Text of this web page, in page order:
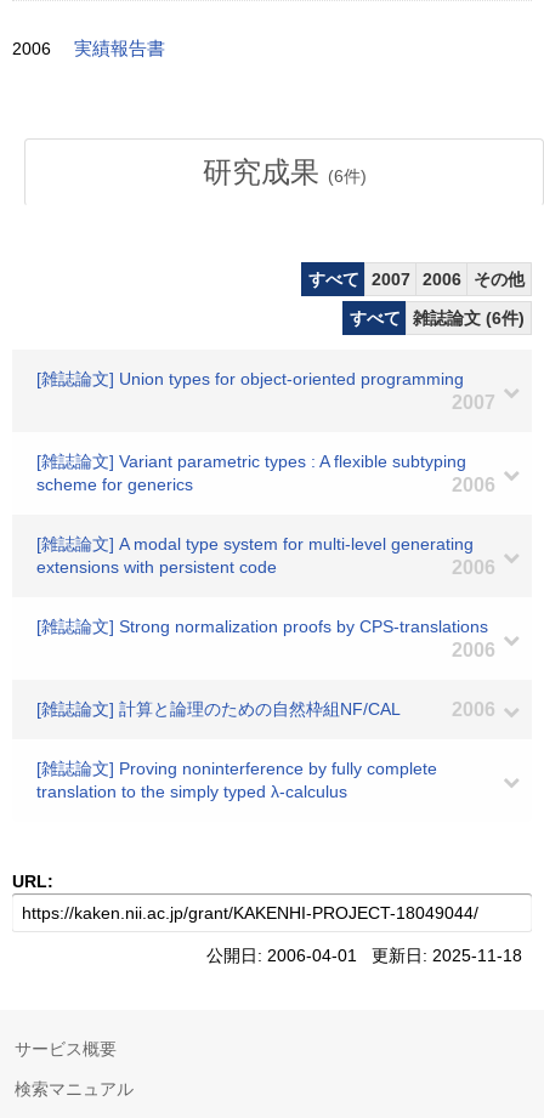
2006 実績報告書
研究成果 (6件)
すべて 2007 2006
その他
すべて
雑誌論文 (6件)
[雑誌論文] Union types for object-oriented programming
2007
[雑誌論文] Variant parametric types : A flexible subtyping
scheme for generics
2006
[雑誌論文] A modal type system for multi-level generating
extensions with persistent code
2006
[雑誌論文] Strong normalization proofs by CPS-translations
2006
[雑誌論文] 計算と論理のための自然枠組NF/CAL 2006
[雑誌論文] Proving noninterference by fully complete
translation to the simply typed λ-calculus
URL:
公開日: 2006-04-01 更新日: 2025-11-18
サービス概要
検索マニュアル